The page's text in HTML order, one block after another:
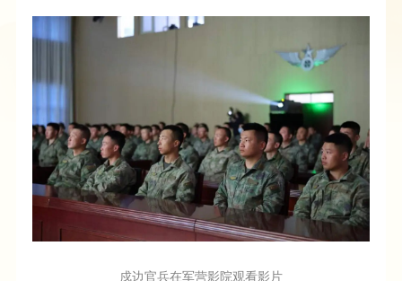
戍边官兵在军营影院观看影片